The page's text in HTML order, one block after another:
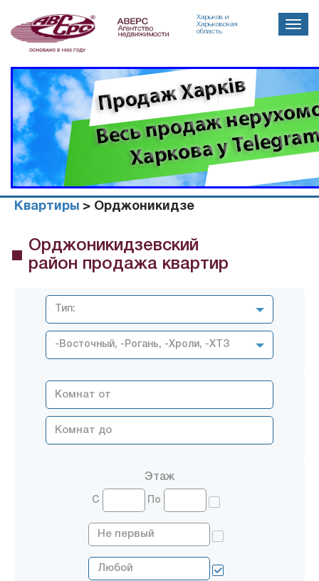
Харьков и
Харьковская
область
Toggle
Квартиры > Орджоникидзе
Орджоникидзевский
район продажа квартир
Тип:
-Восточный, -Рогань, -Хроли, -ХТЗ
Этаж
С По